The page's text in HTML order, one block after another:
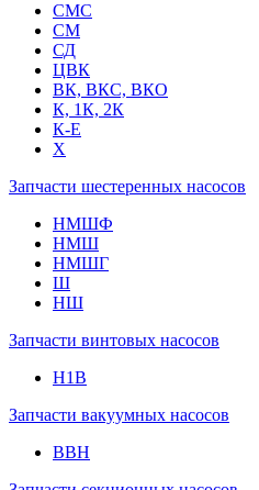
СМС
СМ
СД
ЦВК
ВК, ВКС, ВКО
К, 1К, 2К
К-Е
Х
Запчасти шестеренных насосов
НМШФ
НМШ
НМШГ
Ш
НШ
Запчасти винтовых насосов
Н1В
Запчасти вакуумных насосов
ВВН